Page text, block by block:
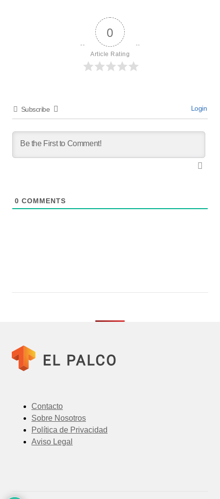
0
Article Rating
Subscribe Login
0 COMMENTS
Contacto
Sobre Nosotros
Política de Privacidad
Aviso Legal